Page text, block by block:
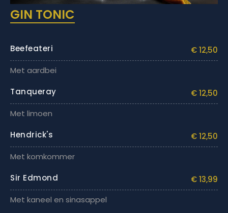
GIN TONIC
Beefeateri
€ 12,50
Met aardbei
Tanqueray
€ 12,50
Met limoen
Hendrick's
€ 12,50
Met komkommer
Sir Edmond
€ 13,99
Met kaneel en sinasappel